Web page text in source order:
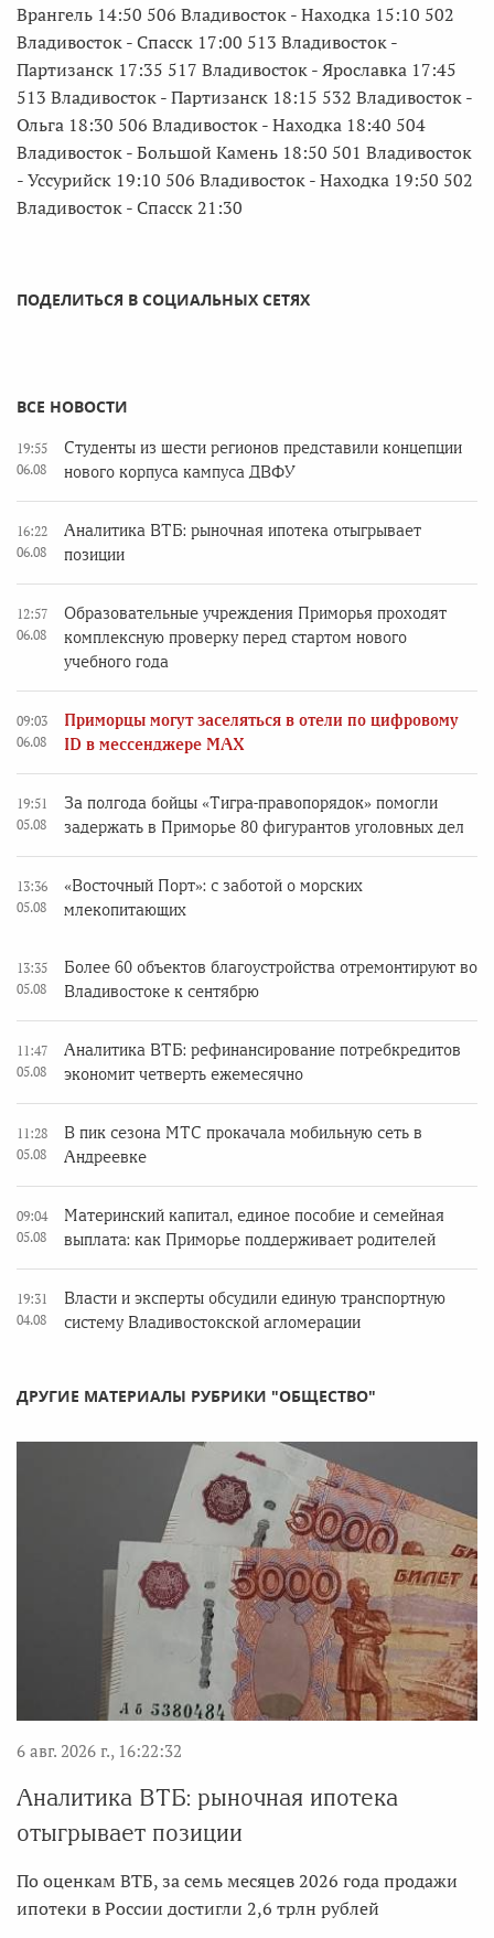
Врангель 14:50 506 Владивосток - Находка 15:10 502
Владивосток - Спасск 17:00 513 Владивосток -
Партизанск 17:35 517 Владивосток - Ярославка 17:45
513 Владивосток - Партизанск 18:15 532 Владивосток -
Ольга 18:30 506 Владивосток - Находка 18:40 504
Владивосток - Большой Камень 18:50 501 Владивосток
- Уссурийск 19:10 506 Владивосток - Находка 19:50 502
Владивосток - Спасск 21:30
ПОДЕЛИТЬСЯ В СОЦИАЛЬНЫХ СЕТЯХ
ВСЕ НОВОСТИ
19:55
06.08
Студенты из шести регионов представили концепции
нового корпуса кампуса ДВФУ
16:22
06.08
Аналитика ВТБ: рыночная ипотека отыгрывает
позиции
12:57
06.08
Образовательные учреждения Приморья проходят
комплексную проверку перед стартом нового
учебного года
09:03
06.08
Приморцы могут заселяться в отели по цифровому
ID в мессенджере MAX
19:51
05.08
За полгода бойцы «Тигра-правопорядок» помогли
задержать в Приморье 80 фигурантов уголовных дел
13:36
05.08
«Восточный Порт»: с заботой о морских
млекопитающих
13:35
05.08
Более 60 объектов благоустройства отремонтируют во
Владивостоке к сентябрю
11:47
05.08
Аналитика ВТБ: рефинансирование потребкредитов
экономит четверть ежемесячно
11:28
05.08
В пик сезона МТС прокачала мобильную сеть в
Андреевке
09:04
05.08
Материнский капитал, единое пособие и семейная
выплата: как Приморье поддерживает родителей
19:31
04.08
Власти и эксперты обсудили единую транспортную
систему Владивостокской агломерации
ДРУГИЕ МАТЕРИАЛЫ РУБРИКИ "ОБЩЕСТВО"
6 авг. 2026 г., 16:22:32
Аналитика ВТБ: рыночная ипотека
отыгрывает позиции
По оценкам ВТБ, за семь месяцев 2026 года продажи
ипотеки в России достигли 2,6 трлн рублей